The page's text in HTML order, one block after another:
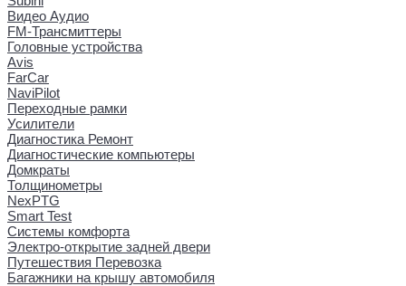
Видео Аудио
FM-Трансмиттеры
Головные устройства
Avis
FarCar
NaviPilot
Переходные рамки
Усилители
Диагностика Ремонт
Диагностические компьютеры
Домкраты
Толщинометры
NexPTG
Smart Test
Системы комфорта
Электро-открытие задней двери
Путешествия Перевозка
Багажники на крышу автомобиля